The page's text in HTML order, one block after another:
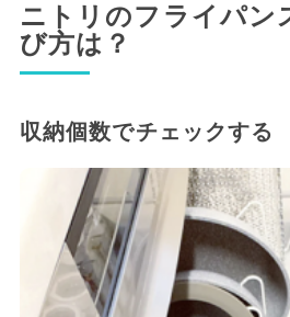
ニトリのフライパン
び方は？
収納個数でチェックする